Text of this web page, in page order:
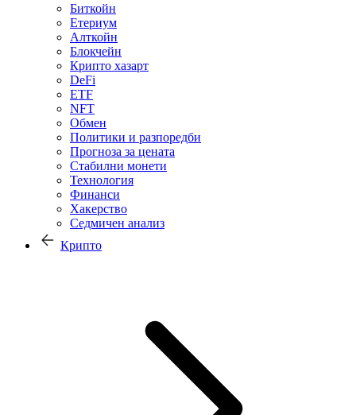
Биткойн
Етериум
Алткойн
Блокчейн
Крипто хазарт
DeFi
ETF
NFT
Обмен
Политики и разпоредби
Прогноза за цената
Стабилни монети
Технология
Финанси
Хакерство
Седмичен анализ
Крипто